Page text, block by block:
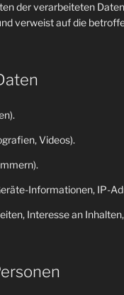
der verarbeiteten
verweist auf die
Videos).
Informationen, IP-
Interesse an